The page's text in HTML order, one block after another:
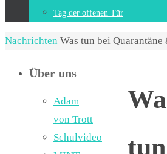
Tag der offenen Tür
Start
Nachrichten Was tun bei Quarantäne
tun
Über uns
Adam
von Trott
Schulvideo